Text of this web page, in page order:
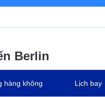
Berlin
hàng không Lịch bay